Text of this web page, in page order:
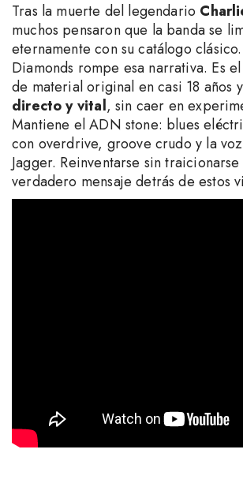
Tras la muerte del legendario
muchos pensaron que la banda se
eternamente con su catálogo
Diamonds rompe esa narrativa. Es
de material original en casi 18 años
directo y vital, sin caer en
Mantiene el ADN stone: blues
con overdrive, groove crudo y la
Jagger. Reinventarse sin
verdadero mensaje detrás de estos